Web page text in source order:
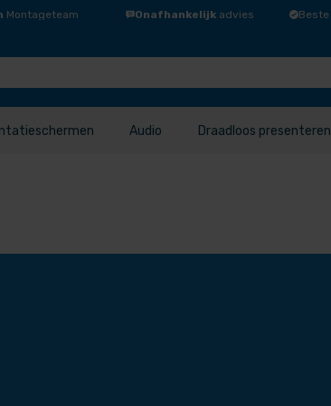
Montageteam Onafhankelijk advies Beste
Audio Draadloos presenteren